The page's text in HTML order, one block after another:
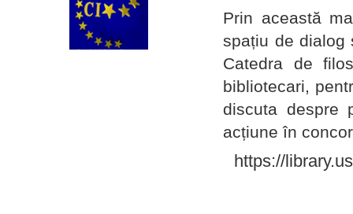
Prin această
spațiu de dialog
Catedra de
bibliotecari,
discuta despre
acțiune în
https://